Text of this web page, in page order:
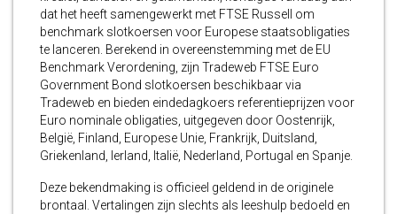
dat het heeft samengewerkt met FTSE Russell om
benchmark slotkoersen voor Europese staatsobligaties
te lanceren. Berekend in overeenstemming met de EU
Benchmark Verordening, zijn Tradeweb FTSE Euro
Government Bond slotkoersen beschikbaar via
Tradeweb en bieden eindedagkoers referentieprijzen voor
Euro nominale obligaties, uitgegeven door Oostenrijk,
België, Finland, Europese Unie, Frankrijk, Duitsland,
Griekenland, Ierland, Italië, Nederland, Portugal en Spanje.
Deze bekendmaking is officieel geldend in de originele
brontaal. Vertalingen zijn slechts als leeshulp bedoeld en